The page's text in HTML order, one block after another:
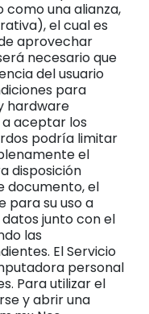
como una alianza,
el cual es
aprovechar
necesario que
del usuario
para
hardware
a aceptar los
podría limitar
el
disposición
documento, el
para su uso a
junto con el
las
El Servicio
personal
Para utilizar el
y abrir una